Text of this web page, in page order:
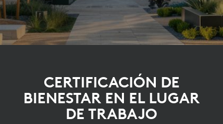
CERTIFICACIÓN DE
BIENESTAR EN EL LUGAR
DE TRABAJO